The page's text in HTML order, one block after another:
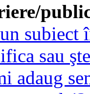
subiect
sau
adaug